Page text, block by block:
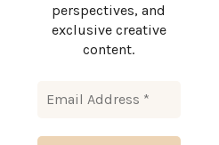
perspectives, and
exclusive creative
content.